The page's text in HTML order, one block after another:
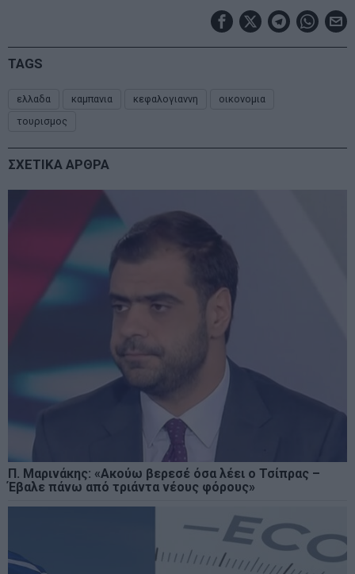
TAGS
ελλαδα καμπανια κεφαλογιαννη
οικονομια
τουρισμος
ΣΧΕΤΙΚΑ ΑΡΘΡΑ
Π. Μαρινάκης: «Ακούω βερεσέ όσα λέει ο Τσίπρας –
Έβαλε πάνω από τριάντα νέους φόρους»